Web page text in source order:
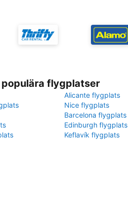
flygplatser
Alicante flygplats
Nice flygplats
Barcelona flygplats
Edinburgh flygplats
Keflavík flygplats